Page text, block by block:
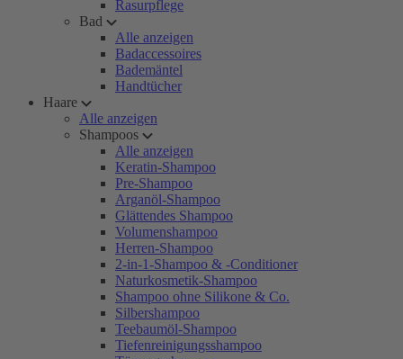
Rasurpflege
Bad
Alle anzeigen
Badaccessoires
Bademäntel
Handtücher
Haare
Alle anzeigen
Shampoos
Alle anzeigen
Keratin-Shampoo
Pre-Shampoo
Arganöl-Shampoo
Glättendes Shampoo
Volumenshampoo
Herren-Shampoo
2-in-1-Shampoo & -Conditioner
Naturkosmetik-Shampoo
Shampoo ohne Silikone & Co.
Silbershampoo
Teebaumöl-Shampoo
Tiefenreinigungsshampoo